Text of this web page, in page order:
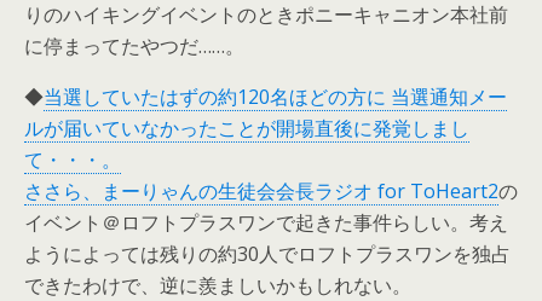
りのハイキングイベントのときポニーキャニオン本社前
に停まってたやつだ……。
◆当選していたはずの約120名ほどの方に 当選通知メー
ルが届いていなかったことが開場直後に発覚しまし
て・・・。
ささら、まーりゃんの生徒会会長ラジオ for ToHeart2の
イベント＠ロフトプラスワンで起きた事件らしい。考え
ようによっては残りの約30人でロフトプラスワンを独占
できたわけで、逆に羨ましいかもしれない。